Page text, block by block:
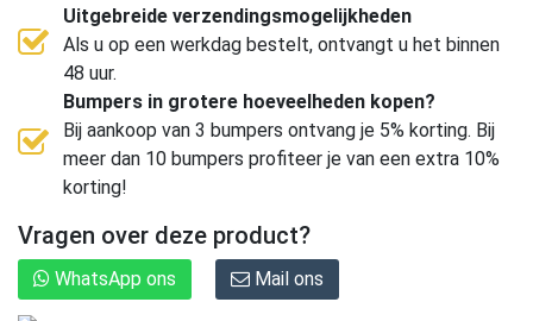
Uitgebreide verzendingsmogelijkheden
Als u op een werkdag bestelt, ontvangt u het binnen
48 uur.
Bumpers in grotere hoeveelheden kopen?
Bij aankoop van 3 bumpers ontvang je 5% korting. Bij
meer dan 10 bumpers profiteer je van een extra 10%
korting!
Vragen over deze product?
WhatsApp ons Mail ons